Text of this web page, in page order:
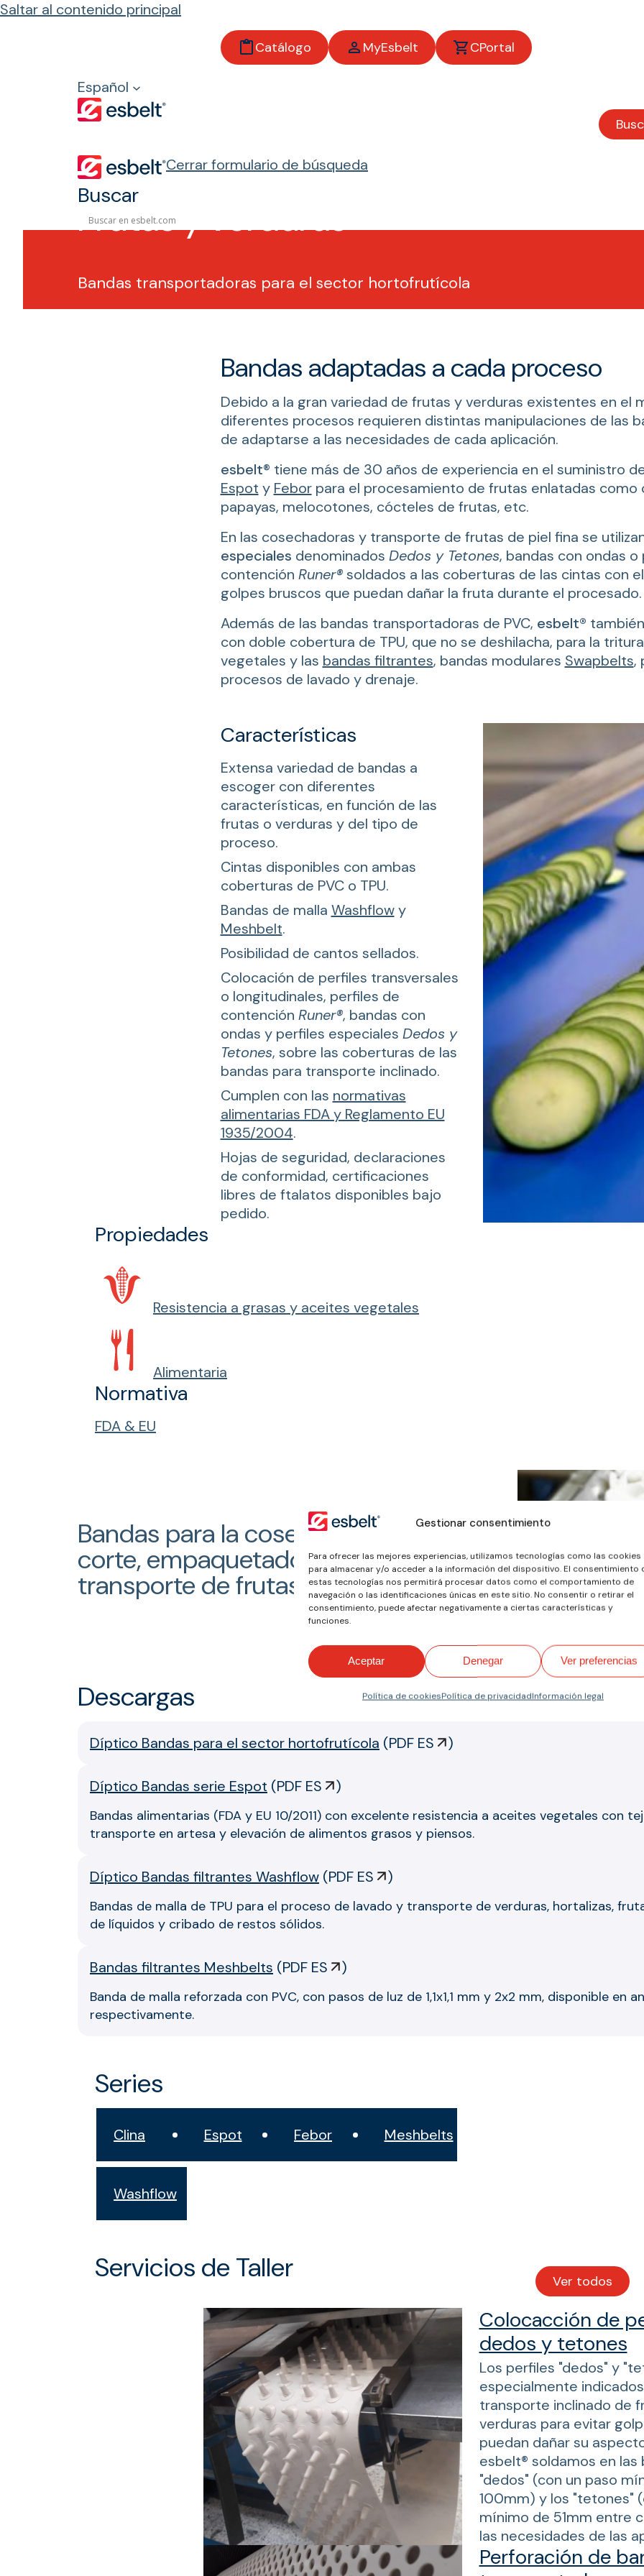
Gestionar consentimiento
Para ofrecer las mejores experiencias, utilizamos tecnologías como las cookies
para almacenar y/o acceder a la información del dispositivo. El consentimiento
estas tecnologías nos permitirá procesar datos como el comportamiento de
navegación o las identificaciones únicas en este sitio. No consentir o retirar el
consentimiento, puede afectar negativamente a ciertas características y
funciones.
Aceptar Denegar Ver preferencias
Política de cookiesPolítica de privacidadInformación legal
Saltar al contenido principal
Catálogo MyEsbelt CPortal
Español
Cerrar formulario de búsqueda
Buscar
Sectores
Agroindustria
Frutas y verduras
Bandas transportadoras para el sector hortofrutícola
Bandas adaptadas a cada proceso
Debido a la gran variedad de frutas y verduras existentes en el
diferentes procesos requieren distintas manipulaciones de las
de adaptarse a las necesidades de cada aplicación.
esbelt® tiene más de 30 años de experiencia en el suministro
Espot y Feborpara el procesamiento de frutas enlatadas como
papayas, melocotones, cócteles de frutas, etc.
En las cosechadoras y transporte de frutas de piel fina se
especiales denominados Dedos y Tetones, bandas con ondas
contención Runer®soldados a las coberturas de las cintas con
golpes bruscos que puedan dañar la fruta durante el procesado.
Además de las bandas transportadoras de PVC, esbelt®
con doble cobertura de TPU, que no se deshilacha, para la
vegetales y las bandas filtrantes, bandas modulares Swapbelts,
procesos de lavado y drenaje.
Características
Extensa variedad de bandas a
escoger con diferentes
características, en función de las
frutas o verduras y del tipo de
proceso.
Cintas disponibles con ambas
coberturas de PVC o TPU.
Bandas de malla Washflowy
Meshbelt.
Posibilidad de cantos sellados.
Colocación de perfiles transversales
o longitudinales, perfiles de
contención Runer®, bandas con
ondas y perfiles especiales Dedos y
Tetones, sobre las coberturas de las
bandas para transporte inclinado.
Cumplen con las normativas
alimentarias FDA y Reglamento EU
1935/2004.
Hojas de seguridad, declaraciones
de conformidad, certificaciones
libres de ftalatos disponibles bajo
pedido.
Propiedades
Resistencia a grasas y aceites vegetales
Alimentaria
Normativa
FDA & EU
Bandas para la cosecha, lavado,
corte, empaquetado y
transporte de frutas y verduras.
Descargas
Díptico Bandas para el sector hortofrutícola (PDF ES )
Díptico Bandas serie Espot (PDF ES )
Bandas alimentarias (FDA y EU 10/2011) con excelente resistencia a aceites vegetales con
transporte en artesa y elevación de alimentos grasos y piensos.
Díptico Bandas filtrantes Washflow (PDF ES )
Bandas de malla de TPU para el proceso de lavado y transporte de verduras, hortalizas,
de líquidos y cribado de restos sólidos.
Bandas filtrantes Meshbelts (PDF ES )
Banda de malla reforzada con PVC, con pasos de luz de 1,1x1,1 mm y 2x2 mm, disponible en
respectivamente.
Series
Clina Espot Febor Meshbelts
Washflow
Servicios de Taller Ver todos
los
servicios
de
taller
Colocacción de
dedos y tetones
Los perfiles "dedos" y
especialmente
transporte inclinado de
verduras para evitar
puedan dañar su
esbelt® soldamos en las
"dedos" (con un paso
100mm) y los "tetones"
mínimo de 51mm entre
las necesidades de las
Perforación de